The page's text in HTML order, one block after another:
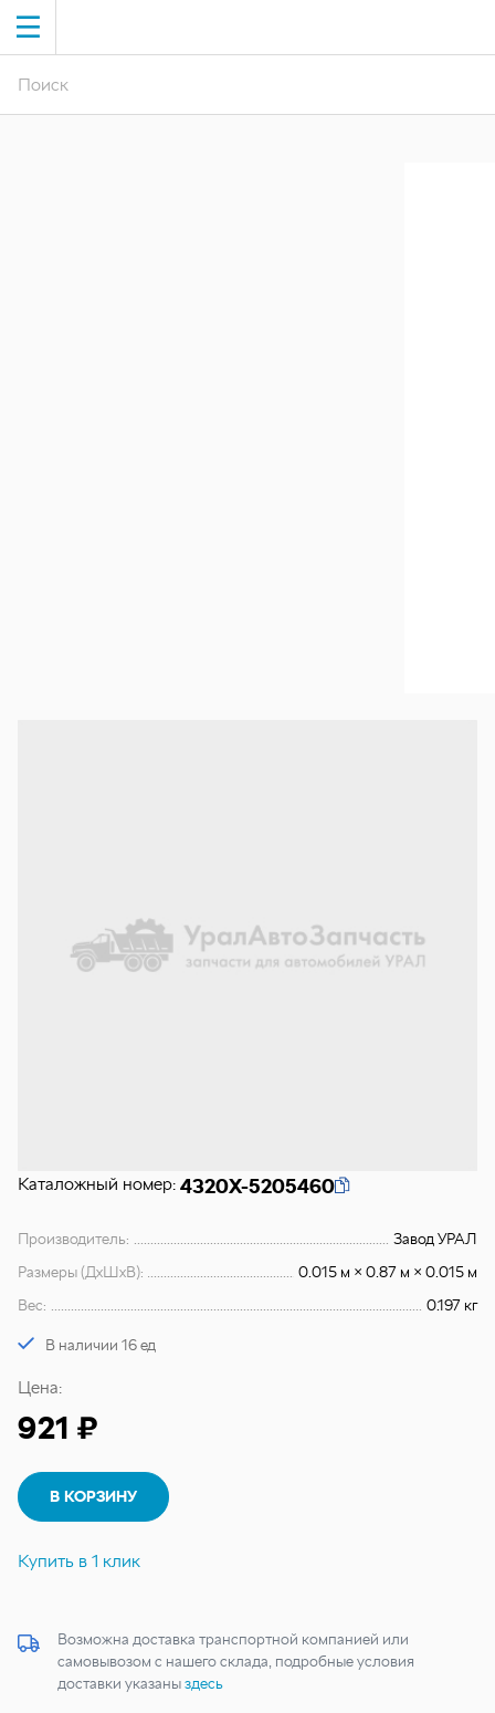
Каталожный номер: 4320Х-5205460
Производитель:
Завод УРАЛ
Размеры (ДхШхВ):
0.015 м × 0.87 м × 0.015 м
Вес:
0.197 кг
В наличии 16 ед
Цена:
921 ₽
В КОРЗИНУ
Купить в 1 клик
Возможна доставка транспортной компанией или
самовывозом с нашего склада, подробные условия
доставки указаныздесь